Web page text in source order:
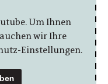
Um Ihnen
wir Ihre
Einstellungen.